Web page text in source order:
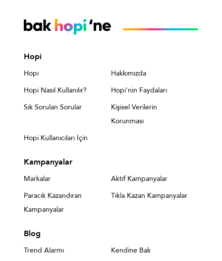
Hopi
Hopi
Hakkımızda
Hopi Nasıl Kullanılır?
Hopi'nin Faydaları
Sık Sorulan Sorular
Kişisel Verilerin
Korunması
Hopi Kullanıcıları İçin
Kampanyalar
Markalar
Aktif Kampanyalar
Paracık Kazandıran
Kampanyalar
Tıkla Kazan Kampanyalar
Blog
Trend Alarmı
Kendine Bak